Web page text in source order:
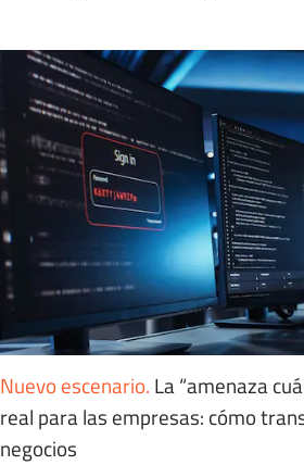
Nuevo escenario. La “amenaza
real para las empresas: cómo
negocios